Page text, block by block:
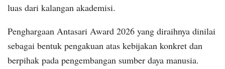
luas dari kalangan akademisi.
Penghargaan Antasari Award 2026 yang diraihnya dinilai
sebagai bentuk pengakuan atas kebijakan konkret dan
berpihak pada pengembangan sumber daya manusia.